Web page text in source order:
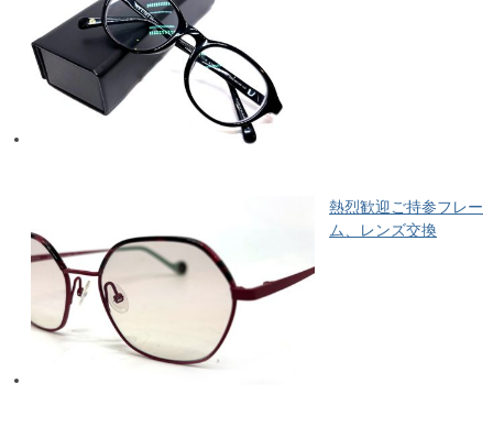
熱烈歓迎ご持参フレー
ム、レンズ交換